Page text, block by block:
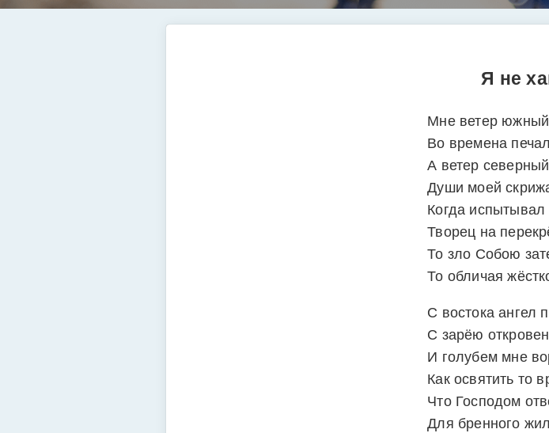
Я не
Мне ветер южный
Во времена
А ветер
Души моей
Когда испытывал
Творец на
То зло Собою
То обличая
С востока ангел
С зарёю
И голубем мне
Как освятить то
Что Господом
Для бренного